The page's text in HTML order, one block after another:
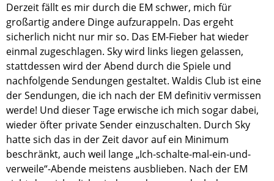
Derzeit fällt es mir durch die EM schwer, mich für
großartig andere Dinge aufzurappeln. Das ergeht
sicherlich nicht nur mir so. Das EM-Fieber hat wieder
einmal zugeschlagen. Sky wird links liegen gelassen,
stattdessen wird der Abend durch die Spiele und
nachfolgende Sendungen gestaltet. Waldis Club ist eine
der Sendungen, die ich nach der EM definitiv vermissen
werde! Und dieser Tage erwische ich mich sogar dabei,
wieder öfter private Sender einzuschalten. Durch Sky
hatte sich das in der Zeit davor auf ein Minimum
beschränkt, auch weil lange „Ich-schalte-mal-ein-und-
verweile“-Abende meistens ausblieben. Nach der EM